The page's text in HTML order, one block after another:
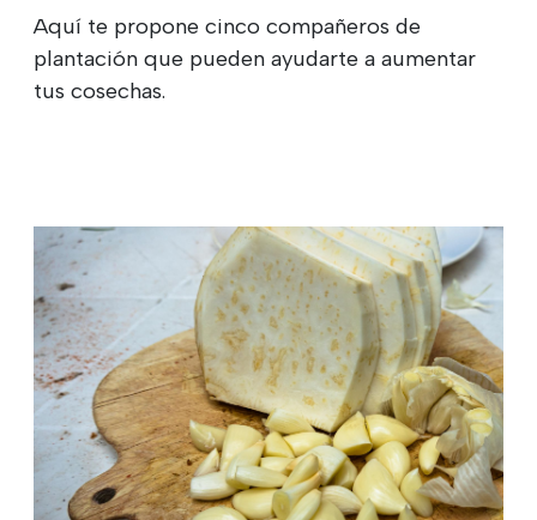
Aquí te propone cinco compañeros de
plantación que pueden ayudarte a aumentar
tus cosechas.